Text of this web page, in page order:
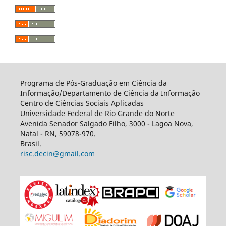
Programa de Pós-Graduação em Ciência da
Informação/Departamento de Ciência da Informação
Centro de Ciências Sociais Aplicadas
Universidade Federal de Rio Grande do Norte
Avenida Senador Salgado Filho, 3000 - Lagoa Nova,
Natal - RN, 59078-970.
Brasil.
risc.decin@gmail.com